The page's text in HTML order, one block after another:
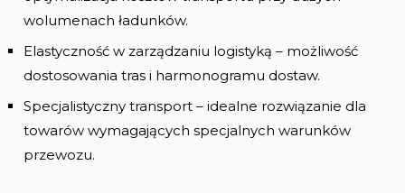
wolumenach ładunków.
Elastyczność w zarządzaniu logistyką – możliwość
dostosowania tras i harmonogramu dostaw.
Specjalistyczny transport – idealne rozwiązanie dla
towarów wymagających specjalnych warunków
przewozu.